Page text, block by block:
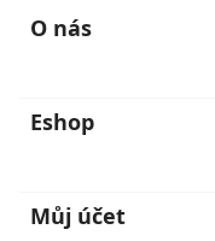
O nás
Eshop
Můj účet